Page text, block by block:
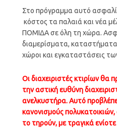
Στο πρόγραμμα αυτό
κόστος τα παλαιά και νέα
ΠΟΜΙΔΑ σε όλη τη χώρα.
διαμερίσματα,
χώροι και εγκαταστάσεις
Οι διαχειριστές κτιρίων θα
την αστική ευθύνη
ανελκυστήρα. Αυτό
κανονισμούς
το τηρούν, με τραγικά